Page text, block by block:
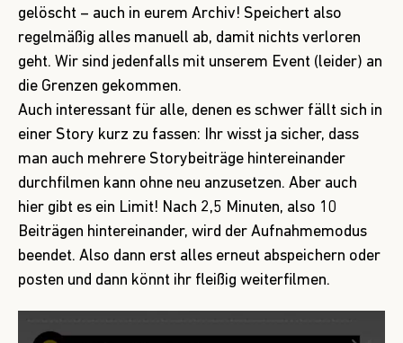
gelöscht – auch in eurem Archiv! Speichert also
regelmäßig alles manuell ab, damit nichts verloren
geht. Wir sind jedenfalls mit unserem Event (leider) an
die Grenzen gekommen.
Auch interessant für alle, denen es schwer fällt sich in
einer Story kurz zu fassen: Ihr wisst ja sicher, dass
man auch mehrere Storybeiträge hintereinander
durchfilmen kann ohne neu anzusetzen. Aber auch
hier gibt es ein Limit! Nach 2,5 Minuten, also 10
Beiträgen hintereinander, wird der Aufnahmemodus
beendet. Also dann erst alles erneut abspeichern oder
posten und dann könnt ihr fleißig weiterfilmen.